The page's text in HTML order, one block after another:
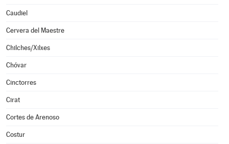
Caudiel
Cervera del Maestre
Chilches/Xilxes
Chóvar
Cinctorres
Cirat
Cortes de Arenoso
Costur